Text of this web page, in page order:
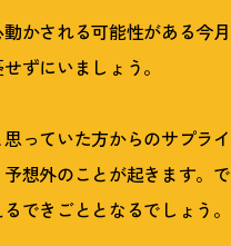
かされる可能性がある今
ずにいましょう。
っていた方からのサプラ
想外のことが起きます。
できごととなるでしょう。